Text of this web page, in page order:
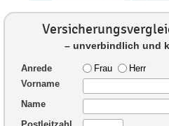
– unverbindlich und
Anrede Frau
Herr
Vorname
Name